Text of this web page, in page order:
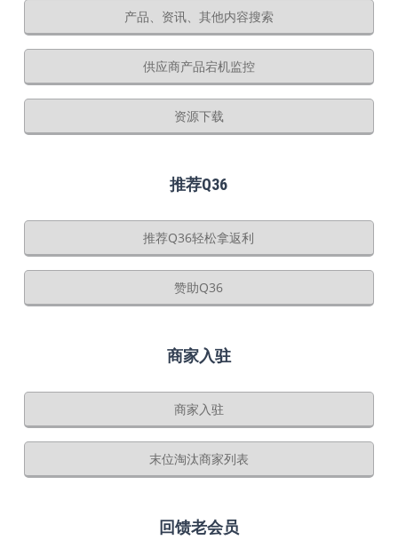
产品、资讯、其他内容搜索
供应商产品宕机监控
资源下载
推荐Q36
推荐Q36轻松拿返利
赞助Q36
商家入驻
商家入驻
末位淘汰商家列表
回馈老会员